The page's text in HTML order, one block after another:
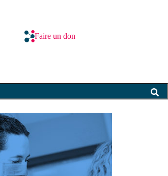
Faire un don